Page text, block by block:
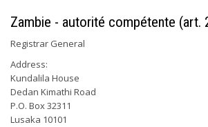
Zambie - autorité compétente (art.
Registrar General
Address:
Kundalila House
Dedan Kimathi Road
P.O. Box 32311
Lusaka 10101